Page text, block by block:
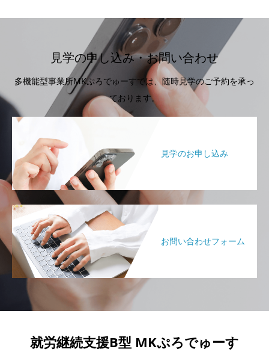
見学の申し込み・お問い合わせ
多機能型事業所MKぷろでゅーすでは、随時見学のご予約を承っ
ております。
見学のお申し込み
お問い合わせフォーム
就労継続支援B型 MKぷろでゅーす